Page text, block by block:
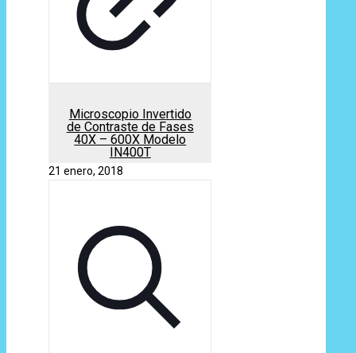
Microscopio Invertido
de Contraste de Fases
40X – 600X Modelo
IN400T
21 enero, 2018